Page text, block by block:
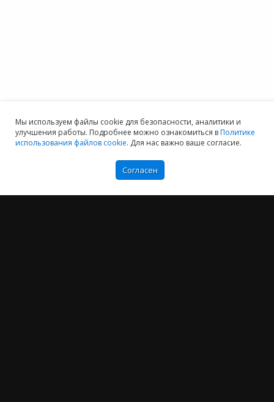
Мы используем файлы cookie для безопасности, аналитики и
улучшения работы. Подробнее можно ознакомиться вПолитике
использования файлов cookie. Для нас важно ваше согласие.
Согласен
Мы хотим принести в Россию самые передовые облачные технологии и